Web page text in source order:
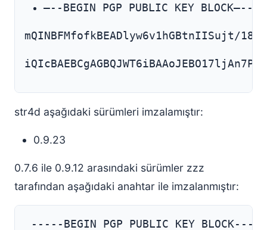
—--BEGIN PGP PUBLIC KEY BLOCK—--
mQINBFMfofkBEADlyw6v1hGBtnIISujt/
str4d aşağıdaki sürümleri imzalamıştır:
0.9.23
0.7.6 ile 0.9.12 arasındaki sürümler zzz
tarafından aşağıdaki anahtar ile imzalanmıştır: